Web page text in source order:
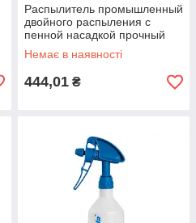
Распылитель промышленный
двойного распыления с
пенной насадкой прочный
флакон объем 1л
Немає в наявності
444,01 ₴